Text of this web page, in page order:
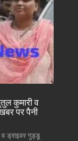
कुमारी व
पर पैनी
व ड्राइवर गुड्डू